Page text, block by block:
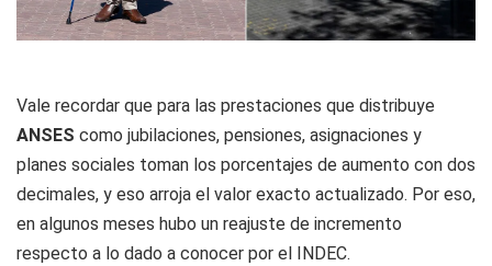
Vale recordar que para las prestaciones que distribuye
ANSES como jubilaciones, pensiones, asignaciones y
planes sociales toman los porcentajes de aumento con dos
decimales, y eso arroja el valor exacto actualizado. Por eso,
en algunos meses hubo un reajuste de incremento
respecto a lo dado a conocer por el INDEC.